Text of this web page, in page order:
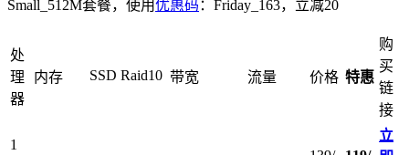
Small_512M套餐，使用优惠码 ：Friday_163，立减20
处
理
器
内存 SSD Raid10 带宽 流量 价格 特惠
购
买
链
接
1
立